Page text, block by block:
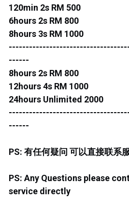
JB TOWN 3
JB TOWN 4
JB TOWN SENTOSA
JB TOWN CENTER
JB TOWN CIQ 1
120min 2s RM 500
6hours 2s RM 800
8hours 3s RM 1000
------
8hours 2s RM 800
12hours 4s RM 1000
24hours Unlimited 2000
------
PS: 有任何疑问 可以直接联系
PS: Any Questions please
service directly